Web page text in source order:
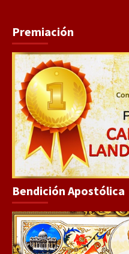
Premiación
Bendición Apostólica